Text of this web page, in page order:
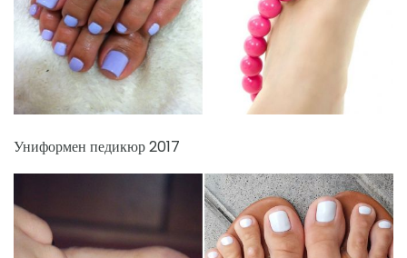
Униформен педикюр 2017